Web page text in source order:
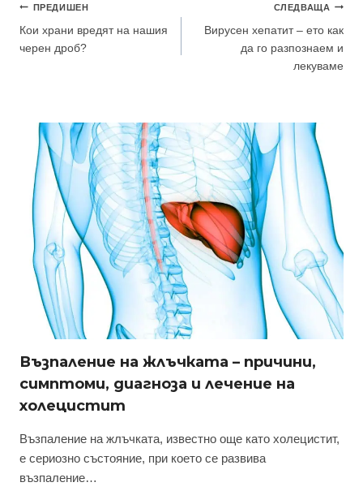
Навигация
ПРЕДИШЕН
Кои храни вредят на нашия
черен дроб?
СЛЕДВАЩА
Вирусен хепатит – ето как
да го разпознаем и
лекуваме
Възпаление на жлъчката – причини,
симптоми, диагноза и лечение на
холецистит
Възпаление на жлъчката, известно още като холецистит,
е сериозно състояние, при което се развива
възпаление…